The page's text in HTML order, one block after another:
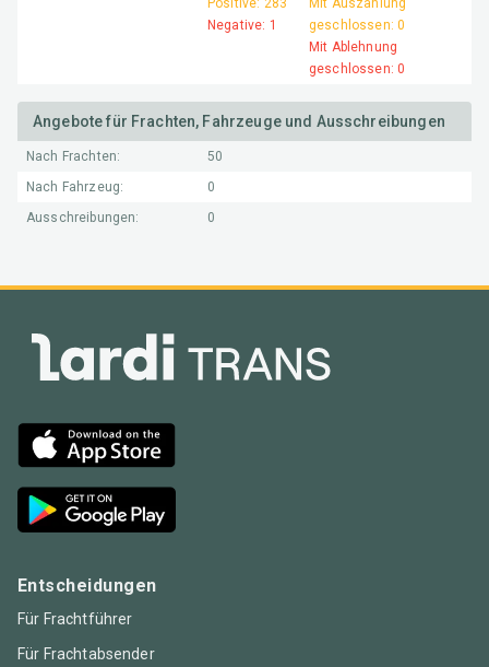
Positive: 283
Negative: 1
Mit Auszahlung
geschlossen: 0
Mit Ablehnung
geschlossen: 0
Angebote für Frachten, Fahrzeuge und Ausschreibungen
Nach Frachten:
50
Nach Fahrzeug:
0
Ausschreibungen:
0
Entscheidungen
Für Frachtführer
Für Frachtabsender